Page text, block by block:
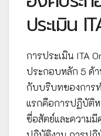
ประเมิน
การประเมิน ITA
ประกอบหลัก 5 ด้
กับบริบทของการ
แรกคือการปฏิบัติ
ซื่อสัตย์และความ